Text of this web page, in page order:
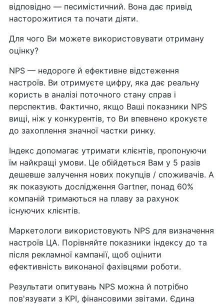
відповідно — песимістичний. Вона дає привід
насторожитися та почати діяти.
Для чого Ви можете використовувати отриману
оцінку?
NPS — недороге й ефективне відстеження
настроїв. Ви отримуєте цифру, яка дає реальну
користь в аналізі поточного стану справ і
перспектив. Фактично, якщо Ваші показники NPS
вищі, ніж у конкурентів, то Ви впевнено крокуєте
до захоплення значної частки ринку.
Індекс допомагає утримати клієнтів, пропонуючи
їм найкращі умови. Це обійдеться Вам у 5 разів
дешевше залучення нових покупців / споживачів. А
як показують дослідження Gartner, понад 60%
компаній тримаються на плаву за рахунок
існуючих клієнтів.
Маркетологи використовують NPS для визначення
настроїв ЦА. Порівняйте показники індексу до та
після рекламної кампанії, щоб оцінити
ефективність виконаної фахівцями роботи.
Результати опитувань NPS можна й потрібно
пов'язувати з KPI, фінансовими звітами. Єдина